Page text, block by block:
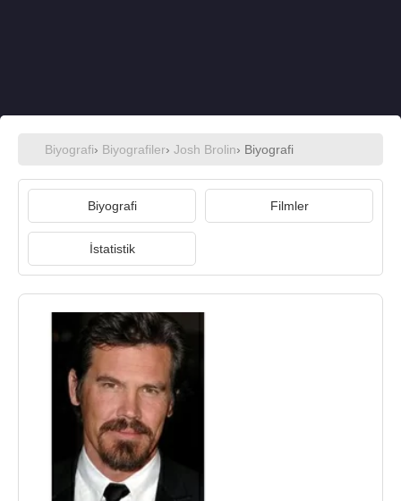
Biyografi› Biyografiler› Josh Brolin› Biyografi
Biyografi Filmler
İstatistik